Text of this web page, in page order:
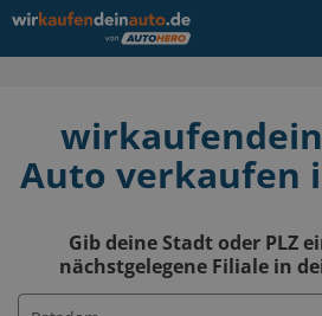
Auto verkaufen
Gib deine Stadt oder PLZ
nächstgelegene Filiale in